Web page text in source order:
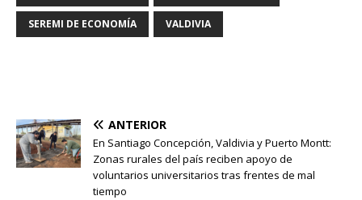
SEREMI DE ECONOMÍA VALDIVIA
ANTERIOR
En Santiago Concepción, Valdivia y Puerto Montt:
Zonas rurales del país reciben apoyo de
voluntarios universitarios tras frentes de mal
tiempo